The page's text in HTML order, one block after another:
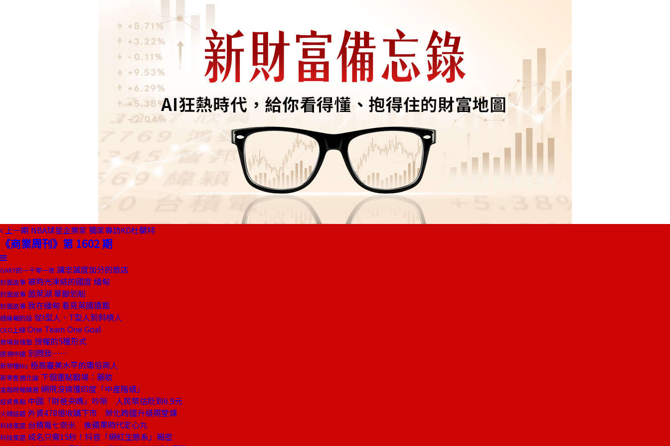
上一期 NBA球星企業家 獨家專訪KD杜蘭特
《商業周刊》第 1602 期
GARY的一千零一夜 讓忠誠度加分的旅店
封面故事 被時光凍結的國度 緬甸
封面故事 茵萊湖 單腳划船
封面故事 我在緬甸 看見英國遺風
總編輯的話 從I型人、T型人到斜槓人
CEO上線 One Team One Goal
商場自慢塾 授權的5種形式
透視中國 別問我……
新物種Biz 極高審美水平的庸俗商人
新零售進化論 下個重點戰場：藥妝
金融時報精選 網飛沒搞懂印度「中產階級」
投資焦點 中國「財爸央媽」吵架 人民幣估貶到6.9元
火線話題 外資478億收購下市 榮化跨國升級兩堂課
科技風雲 台積電七奈米 後蘋果時代定心丸
科技風雲 成名只需15秒！抖音「網紅生態系」揭密